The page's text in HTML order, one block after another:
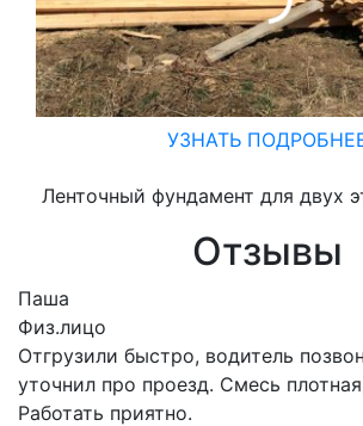
УЗНАТЬ
Ленточный фундамент для двух
Отзывы
Паша
Физ.лицо
Отгрузили быстро, водитель
уточнил про проезд. Смесь
Работать приятно.